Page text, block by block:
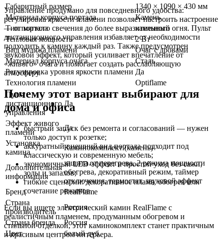
Управление продумано для повседневного удобства:
регулировка яркости пламени позволяет настроить настроение
— от мягкого свечения до более выразительного огня. Пульт
дистанционного управления избавляет от необходимости
подходить к камину каждый раз. Также предусмотрен
звуковой эффект, который усиливает впечатление от
«живого» очага и помогает создать расслабляющую
атмосферу.
Почему этот вариант выбирают для
дома и офиса
быстрый запуск без ремонта и согласований — нужен
только доступ к розетке;
аккуратный внешний вид портала подходит под
классическую и современную мебель;
экономичный LED-эффект и простой уход без сажи,
золы и запахов;
гибкие сценарии: декоративное пламя, обогрев или
сочетание режимов.
Если вы ищете электрический камин RealFlame с
реалистичным пламенем, продуманным обогревом и
стильной отделкой, этот каминокомплект станет практичным
и красивым центром интерьера.
Габаритный размер
1340 × 1090 × 430 мм
Материал корпуса портала
Камень
Тип портала
каменный
Тепловая мощность
2 Вт
Вид муляжа пламени
Очаг с дровами
Материал корпуса очага
Сталь
Регулировка уровня яркости пламени Да
Технология пламени
Optiflame
Пульт
дистанционного
управления
Да
Эффект живого
пламени
Да
Установка
камина
Каминокомплект (камень)
Дополнительная
информация
защита от перегрева, 2 режима мощности
обогрева, декоративный режим, таймер
отключения, термостат, звуковой эффект
Бренд
RealFlame
Страна
производитель
Россия
Страна бренда
Россия
Цвет
белый дуб